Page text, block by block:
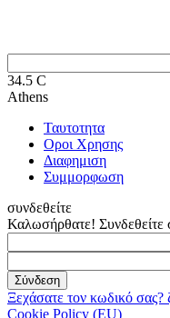
34.5 C
Athens
Ταυτοτητα
Οροι Χρησης
Διαφημιση
Συμμορφωση
συνδεθείτε
Καλωσήρθατε! Συνδεθείτε
Ξεχάσατε τον κωδικό σας?
Cookie Policy (EU)